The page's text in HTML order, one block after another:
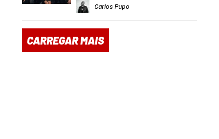
Carlos Pupo
CARREGAR MAIS